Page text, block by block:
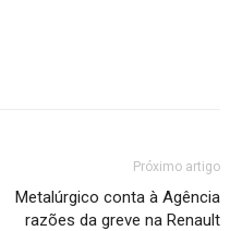
Próximo artigo
Metalúrgico conta à Agência
razões da greve na Renault